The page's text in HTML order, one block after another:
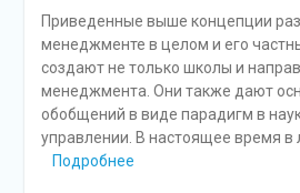
Приведенные выше концепции
менеджменте в целом и его
создают не только школы и
менеджмента. Они также дают
обобщений в виде парадигм в
управлении. В настоящее время в
Подробнее